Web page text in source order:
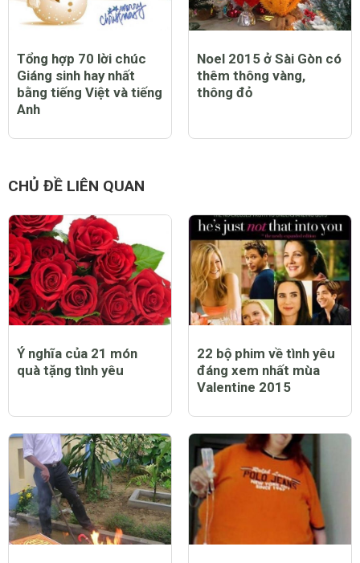
Tổng hợp 70 lời chúc
Giáng sinh hay nhất
bằng tiếng Việt và tiếng
Anh
Noel 2015 ở Sài Gòn có
thêm thông vàng,
thông đỏ
CHỦ ĐỀ LIÊN QUAN
Ý nghĩa của 21 món
quà tặng tình yêu
22 bộ phim về tình yêu
đáng xem nhất mùa
Valentine 2015